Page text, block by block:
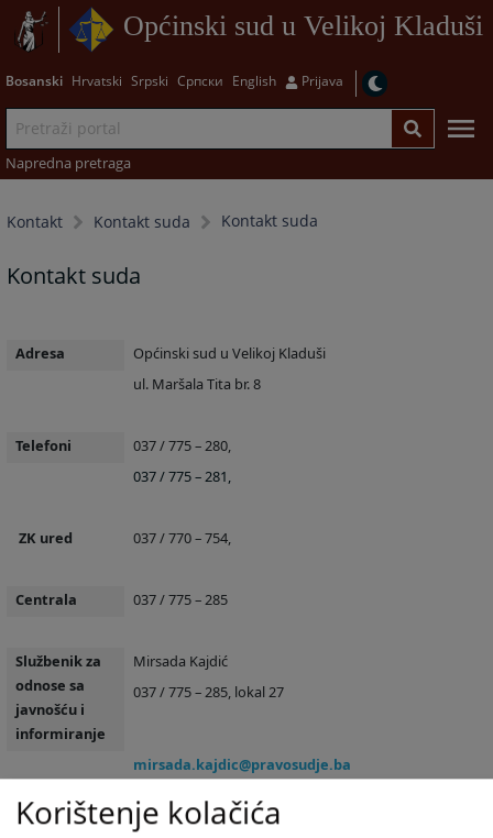
Općinski sud u Velikoj Kladuši
Bosanski Hrvatski Srpski Српски English Prijava
Napredna pretraga
Kontakt Kontakt suda Kontakt suda
Kontakt suda
Adresa
Općinski sud u Velikoj Kladuši
ul. Maršala Tita br. 8
Telefoni
037 / 775 – 280,
037 / 775 – 281,
ZK ured 037 / 770 – 754,
Centrala 037 / 775 – 285
Službenik za
odnose sa
javnošću i
informiranje
Mirsada Kajdić
037 / 775 – 285, lokal 27
mirsada.kajdic@pravosudje.ba
Sekretar suda
Mirsada Kajdić
Korištenje kolačića